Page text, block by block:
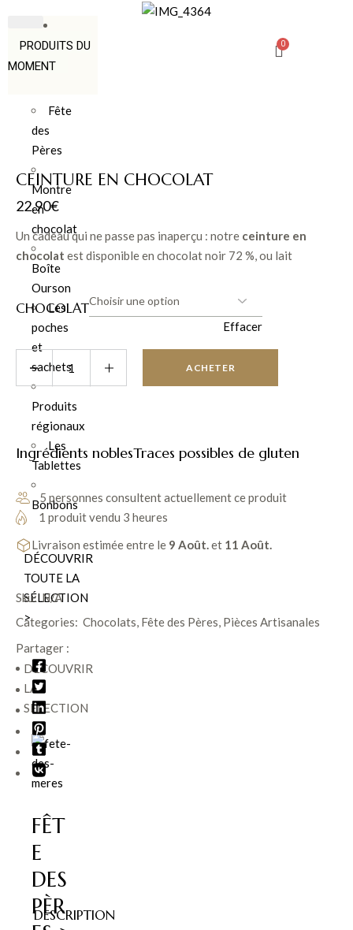
PRODUITS DU
MOMENT
Fête
des
Pères
Montre
en
chocolat
Boîte
Ourson
Les
poches
et
sachets
Produits
régionaux
Les
Tablettes
Bonbons
DÉCOUVRIR
TOUTE LA
SÉLECTION
>
DÉCOUVRIR
LA
SÉLECTION
FÊT
E
DES
PÈR
CEINTURE EN CHOCOLAT
22.90€
Un cadeau qui ne passe pas inaperçu : notre ceinture en
chocolat est disponible en chocolat noir 72 %, ou lait
accompagnée de délicieux mendiants. Une création originale
et gourmande du Comptoir du Chocolat à Montpellier,
parfaite pour offrir deschocolats originaux à livrer
surprendre dès l’ouverture.
CHOCOLAT
Effacer
ACHETER
Ingrédients noblesTraces possibles de gluten
5 personnes consultent actuellement ce produit
1 produit vendu 3 heures
Livraison estimée entre le 9 Août.et 11 Août.
Sku: N/A
Categories: Chocolats, Fête des Pères, Pièces Artisanales
Partager :
DESCRIPTION